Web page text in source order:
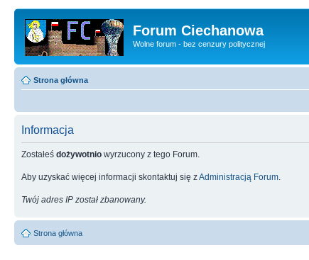
Forum Ciechanowa
Wolne forum - bez cenzury politycznej
Strona główna
Informacja
Zostałeś dożywotnio wyrzucony z tego Forum.
Aby uzyskać więcej informacji skontaktuj się zAdministracją Forum
Twój adres IP został zbanowany.
Strona główna